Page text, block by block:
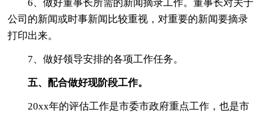
6、做好董事长所需的新闻摘录工作。董事长对关于
公司的新闻或时事新闻比较重视，对重要的新闻要摘录
打印出来。
7、做好领导安排的各项工作任务。
五、配合做好现阶段工作。
20xx年的评估工作是市委市政府重点工作，也是市